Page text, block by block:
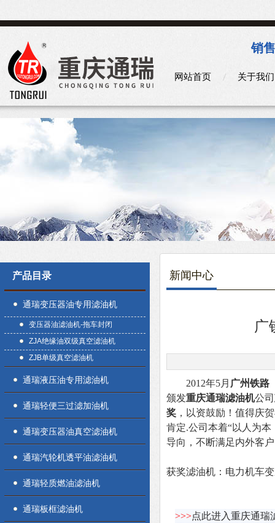
销
网站首页 关于我们
产品目录
通瑞变压器油专用滤油机
变压器油滤油机-拖车封闭
ZJA绝缘油双级真空滤油机
ZJB单级真空滤油机
通瑞液压油专用滤油机
通瑞轻便三过滤加油机
通瑞变压器油真空滤油机
通瑞汽轮机透平油滤油机
通瑞轻质燃油滤油机
通瑞板框滤油机
新闻中心
广
2012年5月 广州铁路
颁发重庆通瑞滤油机公司
奖 ，以资鼓励！值得庆
肯定.公司本着“以人为
导向，不断满足内外客
获奖滤油机：电力机车
>>>点此进入重庆通瑞